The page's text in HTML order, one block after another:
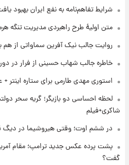
قیمت طلا و سکه امروز
۱ روز پیش
شارژ جدید
شد
شرایط تازه
شاهین، کوییک،
بلندمدت + جدول
شرایط تفاهم‌نامه به نفع ایران بهبود
متن اولیۀ طرح راهبردی مدیریت تنگه
روایت جالب نیک آفرین سماواتی از هم
خاطره جالب شهاب حسینی از فرار در
استوری مهدی طارمی برای ستاره اینتر
لحظه احساسی دو بازیگر؛ گریه سحر
شاکری+فیلم
در ششم اوت؛ وقتی هیروشیما در دیگ
پشت پرده عکس جدید ترامپ؛ مقام
گفت؟